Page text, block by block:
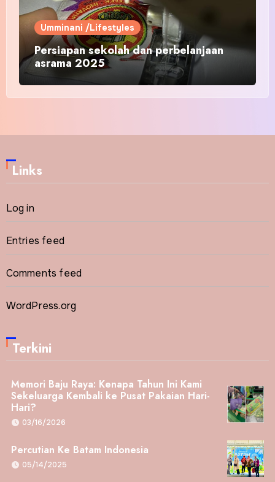
Umminani /Lifestyles
Persiapan sekolah dan perbelanjaan
asrama 2025
Links
Log in
Entries feed
Comments feed
WordPress.org
Terkini
Memori Baju Raya: Kenapa Tahun Ini Kami
Sekeluarga Kembali ke Pusat Pakaian Hari-
Hari?
03/16/2026
Percutian Ke Batam Indonesia
05/14/2025